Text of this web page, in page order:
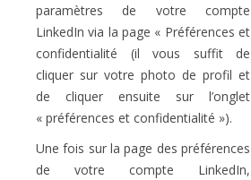
paramètres de votre compte
LinkedIn via la page « Préférences et
confidentialité (il vous suffit de
cliquer sur votre photo de profil et
de cliquer ensuite sur l’onglet
« préférences et confidentialité »).
Une fois sur la page des préférences
de votre compte LinkedIn,